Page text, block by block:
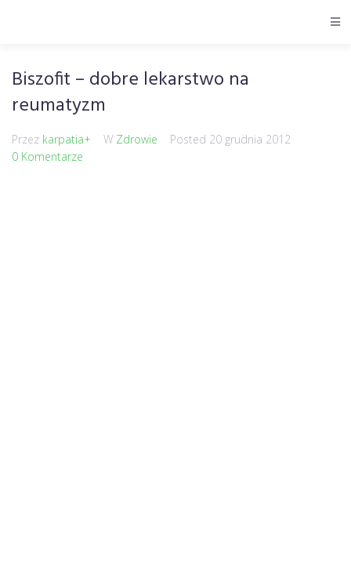
Biszofit – dobre lekarstwo na
reumatyzm
Przez karpatia+ W Zdrowie Posted 20 grudnia 2012
0 Komentarze